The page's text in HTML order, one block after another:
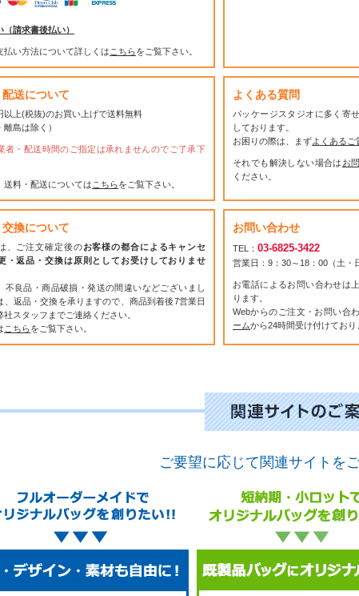
（請求書後払い）
払い方法について詳しくは こちらをご覧下さい。
送について
以上(税抜)のお買い上げで送料無料
離島は除く）
者・配送時間のご指定は承れませんのでご了承下
送料・配送については こちらをご覧下さい。
よくある質問
パッケージスタジオに多く寄
しております。
お困りの際は、まずよくあるご
それでも解決しない場合は お
ください。
換について
、ご注文確定後のお客様の都合によるキャンセ
・返品・交換は原則としてお受けしておりませ
不良品・商品破損・発送の間違いなどございまし
、返品・交換を承りますので、商品到着後7営業日
社スタッフまでご連絡ください。
こちらをご覧下さい。
お問い合わせ
TEL： 03-6825-3422
営業日：9：30～18：00（土・
お電話によるお問い合わせは
ります。
Webからのご注文・お問い合
ームから24時間受け付けており
ご要望に応じて関連サイトを